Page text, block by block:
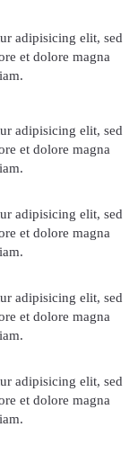
adipisicing elit, sed
et dolore magna
adipisicing elit, sed
et dolore magna
adipisicing elit, sed
et dolore magna
adipisicing elit, sed
et dolore magna
adipisicing elit, sed
et dolore magna